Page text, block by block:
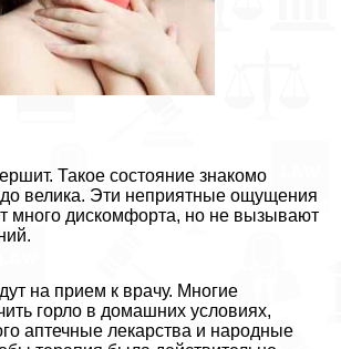
Такое состояние знакомо
велика. Эти неприятные ощущения
много дискомфорта, но не вызывают
на прием к врачу. Многие
горло в домашних условиях,
аптечные лекарства и народные